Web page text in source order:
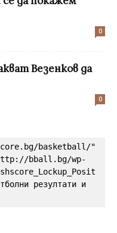
0
Везенков да
0
basketball/"
bball.bg/wp-
резултати и